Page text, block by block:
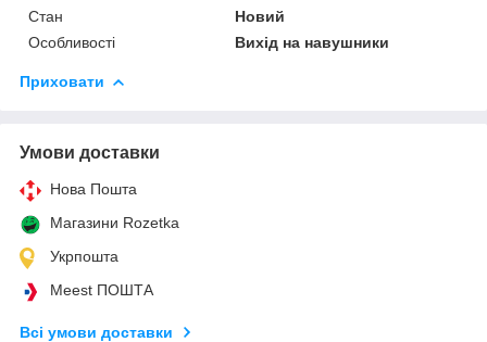
Стан
Новий
Особливості
Вихід на навушники
Приховати
Умови доставки
Нова Пошта
Магазини Rozetka
Укрпошта
Meest ПОШТА
Всі умови доставки